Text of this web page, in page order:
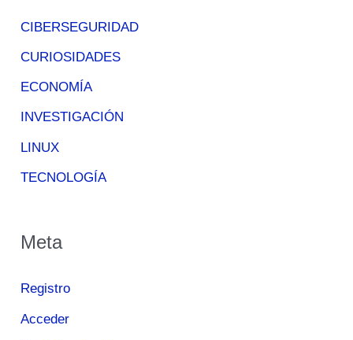
CIBERSEGURIDAD
CURIOSIDADES
ECONOMÍA
INVESTIGACIÓN
LINUX
TECNOLOGÍA
Meta
Registro
Acceder